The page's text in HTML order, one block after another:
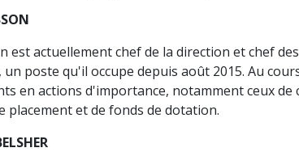
est actuellement chef de la direction et chef
un poste qu'il occupe depuis août 2015. Au
en actions d'importance, notamment ceux
placement et de fonds de dotation.